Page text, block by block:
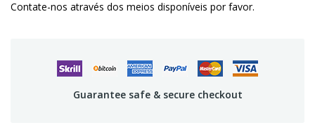
Contate-nos através dos meios disponíveis por favor.
Guarantee safe & secure checkout